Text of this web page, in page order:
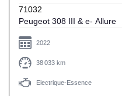
71032
Peugeot 308 III & e- Allure
2022
38 033 km
Electrique-Essence